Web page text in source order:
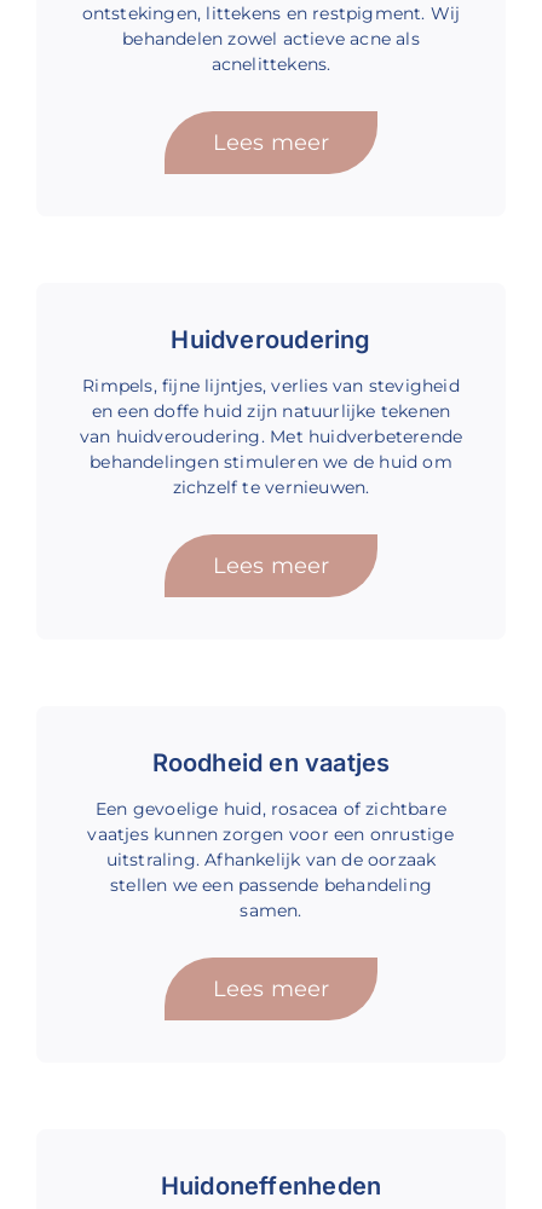
ontstekingen, littekens en restpigment. Wij
behandelen zowel actieve acne als
acnelittekens.
Lees meer
Huidveroudering
Rimpels, fijne lijntjes, verlies van stevigheid
en een doffe huid zijn natuurlijke tekenen
van huidveroudering. Met huidverbeterende
behandelingen stimuleren we de huid om
zichzelf te vernieuwen.
Lees meer
Roodheid en vaatjes
Een gevoelige huid, rosacea of zichtbare
vaatjes kunnen zorgen voor een onrustige
uitstraling. Afhankelijk van de oorzaak
stellen we een passende behandeling
samen.
Lees meer
Huidoneffenheden